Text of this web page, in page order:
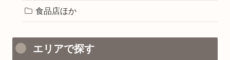
食品店ほか
エリアで探す